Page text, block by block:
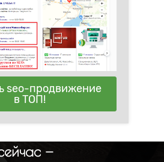
seo-продвижение
в ТОП!
—